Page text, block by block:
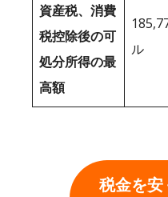
資産税、消費
税控除後の可
処分所得の最
高額
ル
税金を安